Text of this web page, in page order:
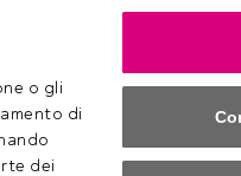
o gli
di
dei